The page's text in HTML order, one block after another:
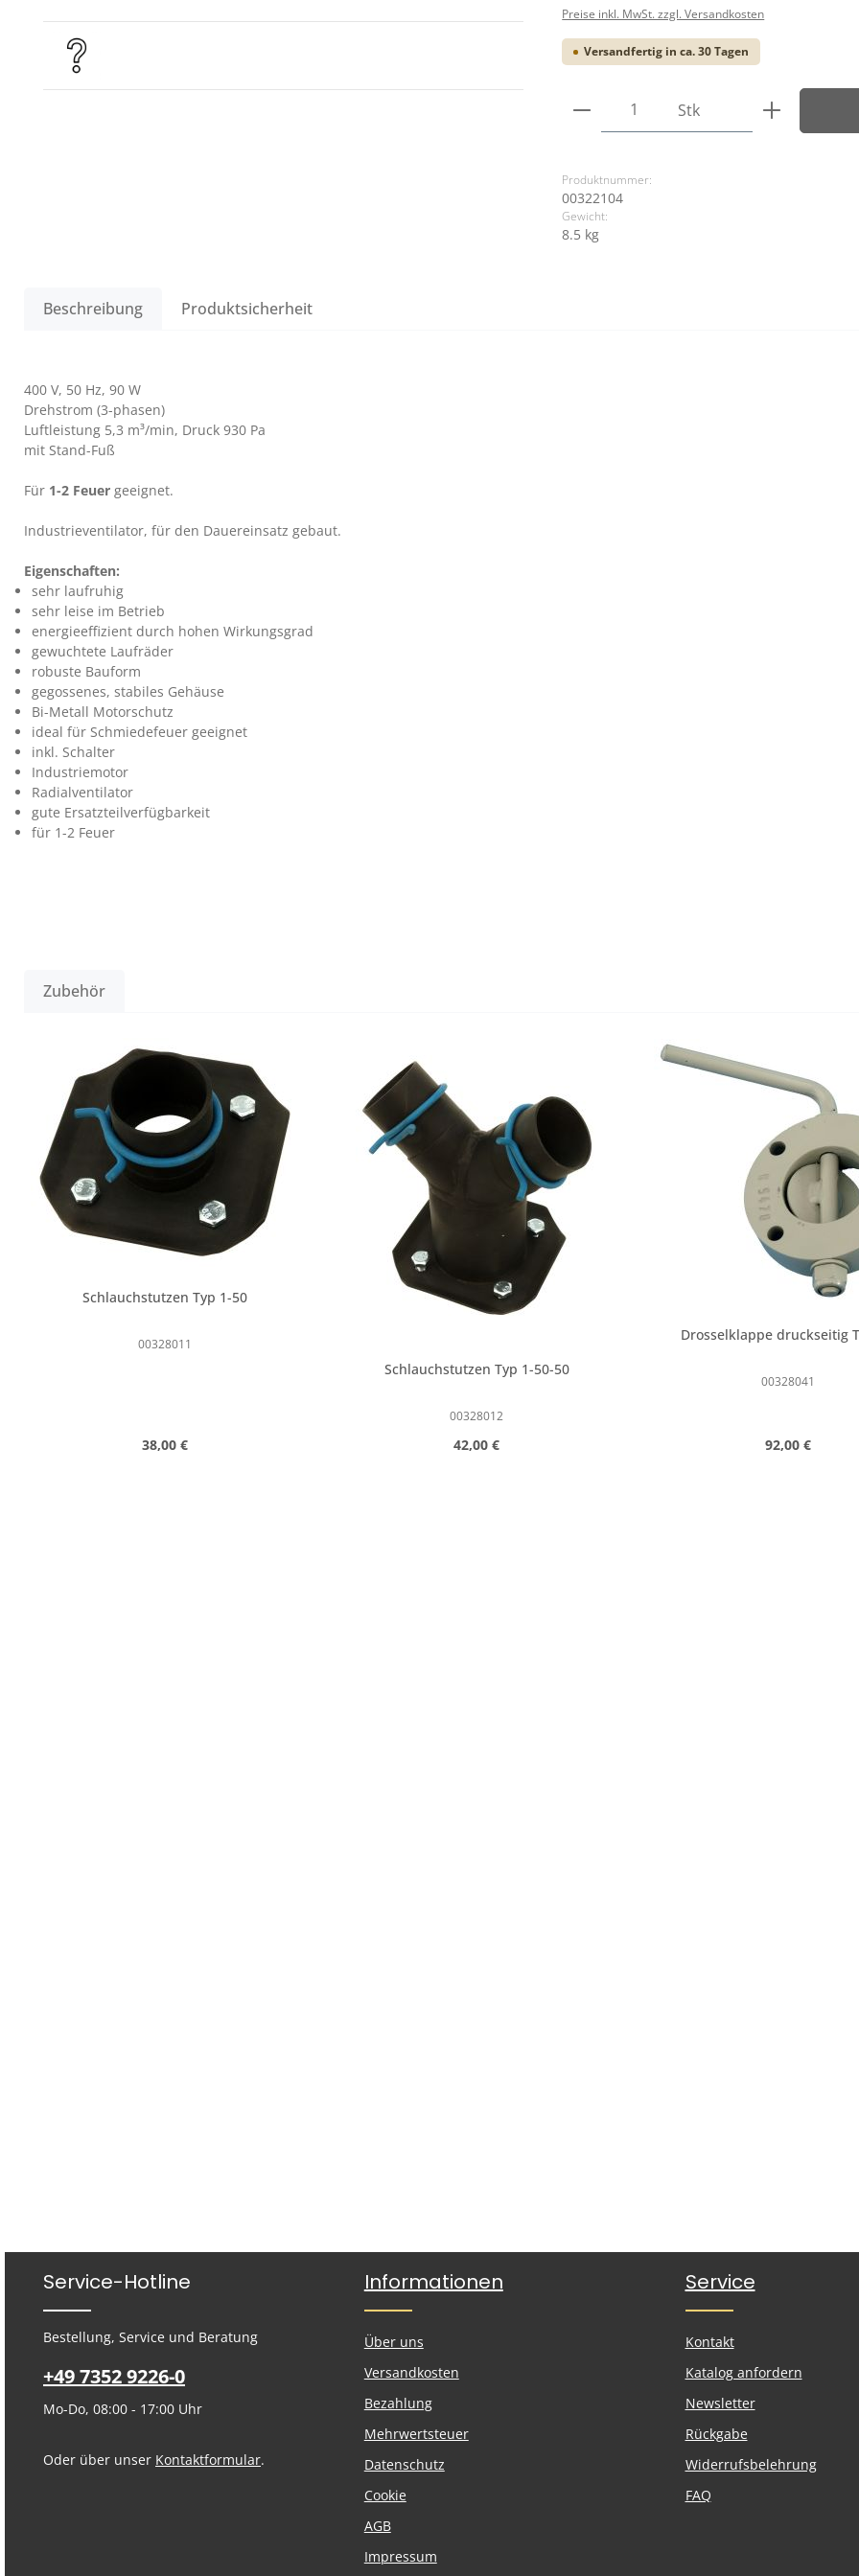
Preise inkl. MwSt. zzgl. Versandkosten
Versandfertig in ca. 30 Tagen
Produkt Anzahl: Gib den
Stk
Produktnummer:
00322104
Gewicht:
8.5 kg
Beschreibung Produktsicherheit
400 V, 50 Hz, 90 W
Drehstrom (3-phasen)
Luftleistung 5,3 m³/min, Druck 930 Pa
mit Stand-Fuß
Für 1-2 Feuer geeignet.
Industrieventilator, für den Dauereinsatz gebaut.
Eigenschaften:
sehr laufruhig
sehr leise im Betrieb
energieeffizient durch hohen Wirkungsgrad
gewuchtete Laufräder
robuste Bauform
gegossenes, stabiles Gehäuse
Bi-Metall Motorschutz
ideal für Schmiedefeuer geeignet
inkl. Schalter
Industriemotor
Radialventilator
gute Ersatzteilverfügbarkeit
für 1-2 Feuer
Zubehör
Schlauchstutzen Typ 1-50
00328011
Regulärer Preis:
38,00 €
Schlauchstutzen Typ 1-50-50
00328012
Regulärer Preis:
42,00 €
Drosselklappe druckseitig
00328041
Regulärer Preis:
92,00 €
Service-Hotline
Bestellung, Service und Beratung
+49 7352 9226-0
Mo-Do, 08:00 - 17:00 Uhr
Oder über unser Kontaktformular.
Informationen
Über uns
Versandkosten
Bezahlung
Mehrwertsteuer
Datenschutz
Cookie
AGB
Impressum
Service
Kontakt
Katalog anfordern
Newsletter
Rückgabe
Widerrufsbelehrung
FAQ